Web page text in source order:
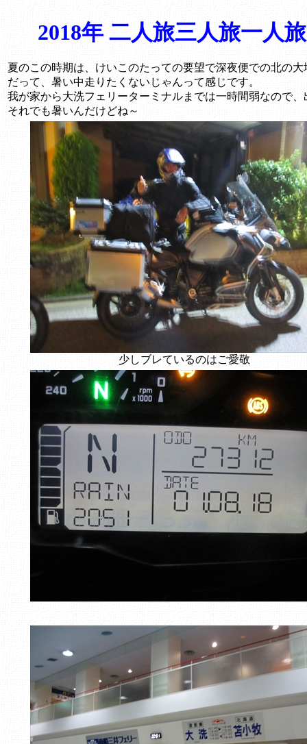
2018年 二人旅三人旅一人
夏のこの時期は、けいこのたっての要望で深夜便での北の
だって、暑い中走りたくないじゃんって感じです。
我が家から大洗フェリーターミナルまでは一時間弱なので
それでも暑いんだけどね～
少しブレているのはご愛敬